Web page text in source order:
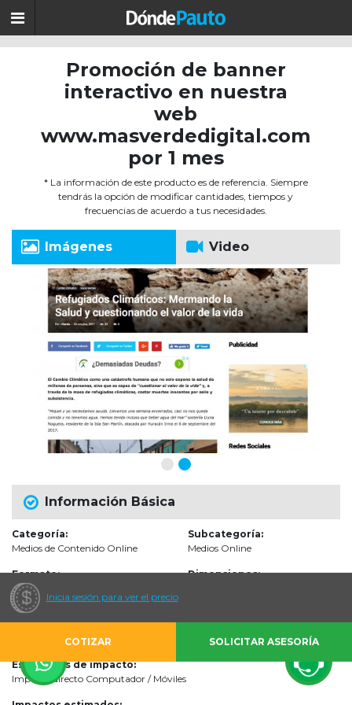
Promoción de banner
interactivo en nuestra
web
www.masverdedigital.com
por 1 mes
* La información de este producto es de referencia. Siempre
tendrás la opción de modificar cantidades, tiempos y
frecuencias de acuerdo a tus necesidades.
Imágenes Video
Información Básica
Categoría:
Medios de Contenido Online
Subcategoría:
Medios Online
Formato:
Presencias Fijas
Dimensiones:
Escenarios de impacto:
Impacto directo Computador / Móviles
Inicia sesión para ver el precio
COTIZAR SOLICITAR ASESORÍA